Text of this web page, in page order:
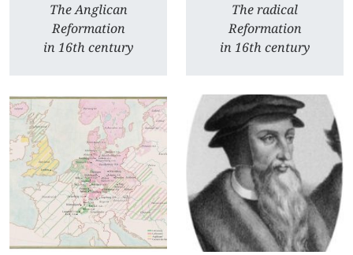
The Anglican
Reformation
in 16th century
The radical
Reformation
in 16th century